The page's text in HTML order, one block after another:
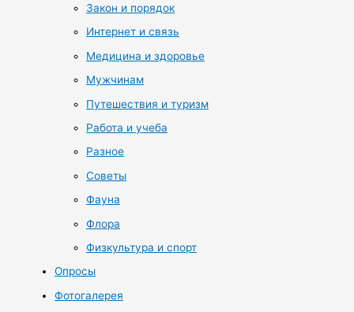
Закон и порядок
Интернет и связь
Медицина и здоровье
Мужчинам
Путешествия и туризм
Работа и учеба
Разное
Советы
Фауна
Флора
Физкультура и спорт
Опросы
Фотогалерея